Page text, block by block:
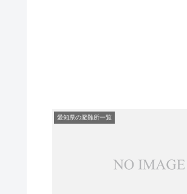
愛知県の避難所一覧